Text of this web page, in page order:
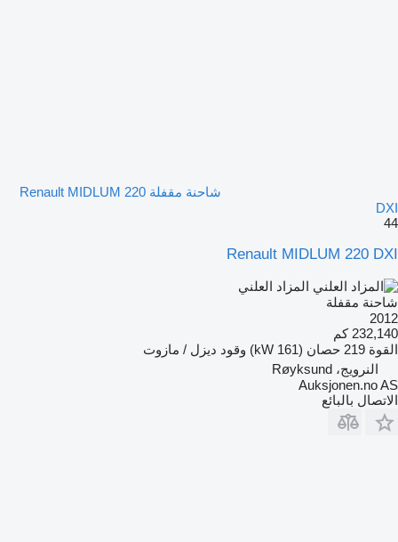
شاحنة مقفلة Renault MIDLUM 220
DXI
44
Renault MIDLUM 220 DXI
المزاد العلني
شاحنة مقفلة
2012
232,140 كم
القوة 219 حصان (161 kW) وقود ديزل / مازوت
النرويج، Røyksund
Auksjonen.no AS
الاتصال بالبائع